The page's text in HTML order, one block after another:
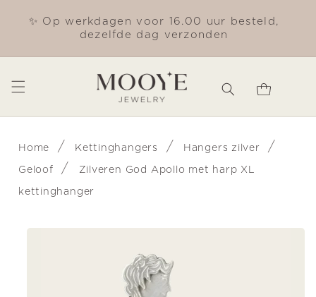
naar de
✨ Op werkdagen voor 16.00 uur besteld,
dezelfde dag verzonden
Winkelwagen
Home / Kettinghangers / Hangers zilver /
Geloof / Zilveren God Apollo met harp XL
kettinghanger